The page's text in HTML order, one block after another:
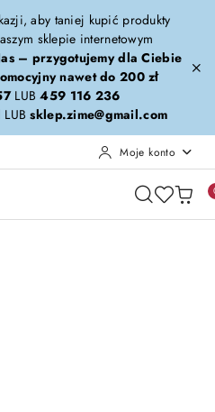
aby taniej kupić produkty
sklepie internetowym
– przygotujemy dla Ciebie
nawet do 200 zł
LUB459 116 236
LUBsklep.zime@gmail.com
Moje konto